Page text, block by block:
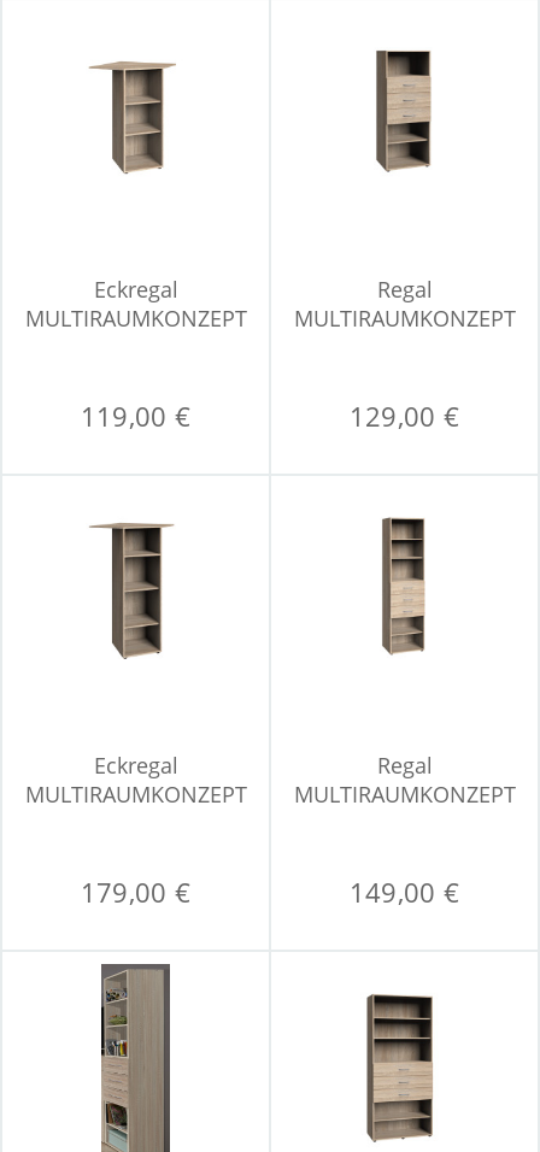
Eckregal
MULTIRAUMKONZEPT
119,00 €
Regal
MULTIRAUMKONZEPT
129,00 €
Eckregal
MULTIRAUMKONZEPT
179,00 €
Regal
MULTIRAUMKONZEPT
149,00 €